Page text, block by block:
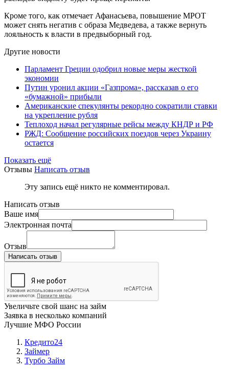
Кроме того, как отмечает Афанасьева, повышение МРОТ
может снять негатив с образа Медведева, а также вернуть
лояльность к власти в предвыборный год.
Другие новости
Парламент Греции одобрил новые меры жесткой
экономии
Путин уронил акции «Газпрома», рассказав о его
«бумажной» прибыли
Американские спекулянты рекордно сократили ставки
на укрепление рубля
Теплоход начал регулярные рейсы между КНДР и РФ
РЖД: Сообщение российских поездов через Украину
остается
Показать ещё
Отзывы Написать отзыв
Эту запись ещё никто не комментировал.
Написать отзыв
Ваше имя
Электронная почта
Отзыв
Написать отзыв
Увеличьте свой шанс на займ
Заявка в несколько компаний
Лучшие МФО России
Кредито24
Займер
Турбо Займ